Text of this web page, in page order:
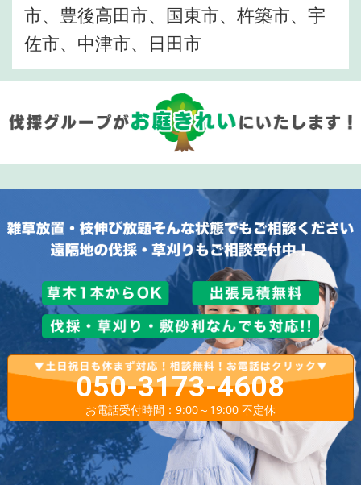
市、豊後高田市、国東市、杵築市、宇
佐市、中津市、日田市
050-3173-4608
お電話受付時間：9:00～19:00 不定休